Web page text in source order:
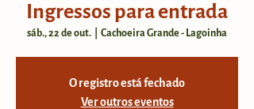
Ingressos para entrada
sáb., 22 de out. Cachoeira Grande - Lagoinha
O registro está fechado
Ver outros eventos